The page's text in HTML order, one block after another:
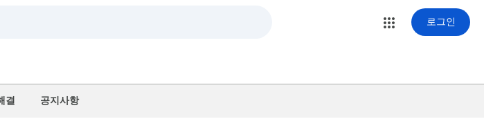
로그인
결 공지사항